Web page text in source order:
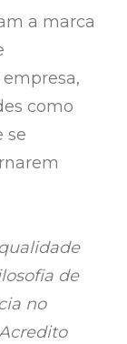
a marca
como
se
de
no